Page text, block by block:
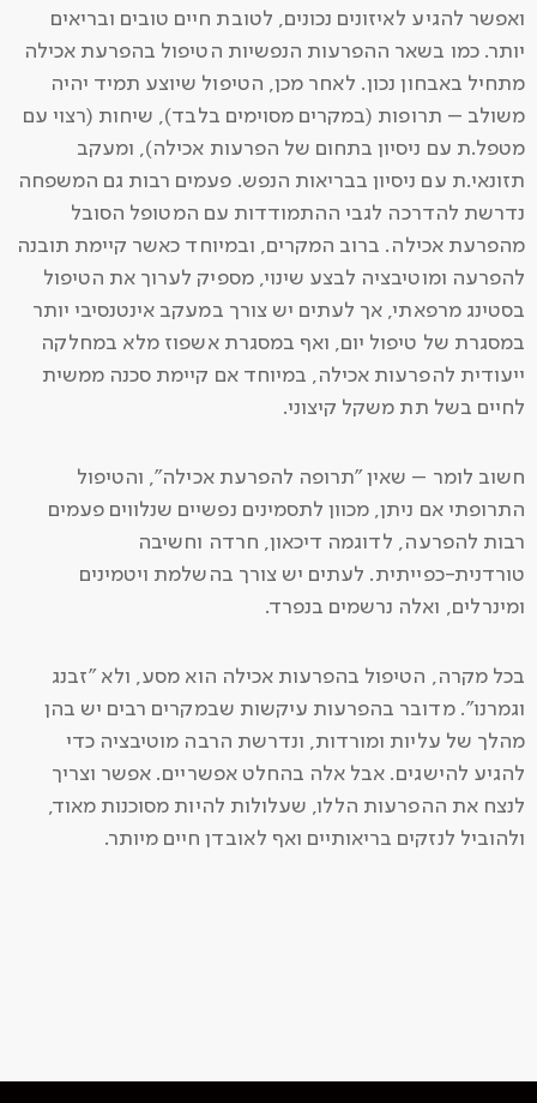
ואפשר להגיע לאיזונים נכונים, לטובת חיים טובים ובריאים
יותר. כמו בשאר ההפרעות הנפשיות הטיפול בהפרעת אכילה
מתחיל באבחון נכון. לאחר מכן, הטיפול שיוצע תמיד יהיה
משולב – תרופות (במקרים מסוימים בלבד), שיחות (רצוי עם
מטפל.ת עם ניסיון בתחום של הפרעות אכילה), ומעקב
תזונאי.ת עם ניסיון בבריאות הנפש. פעמים רבות גם המשפחה
נדרשת להדרכה לגבי ההתמודדות עם המטופל הסובל
מהפרעת אכילה. ברוב המקרים, ובמיוחד כאשר קיימת תובנה
להפרעה ומוטיבציה לבצע שינוי, מספיק לערוך את הטיפול
בסטינג מרפאתי, אך לעתים יש צורך במעקב אינטנסיבי יותר
במסגרת של טיפול יום, ואף במסגרת אשפוז מלא במחלקה
ייעודית להפרעות אכילה, במיוחד אם קיימת סכנה ממשית
לחיים בשל תת משקל קיצוני.
חשוב לומר – שאין "תרופה להפרעת אכילה", והטיפול
התרופתי אם ניתן, מכוון לתסמינים נפשיים שנלווים פעמים
רבות להפרעה, לדוגמה דיכאון, חרדה וחשיבה
טורדנית-כפייתית. לעתים יש צורך בהשלמת ויטמינים
ומינרלים, ואלה נרשמים בנפרד.
בכל מקרה, הטיפול בהפרעות אכילה הוא מסע, ולא "זבנג
וגמרנו". מדובר בהפרעות עיקשות שבמקרים רבים יש בהן
מהלך של עליות ומורדות, ונדרשת הרבה מוטיבציה כדי
להגיע להישגים. אבל אלה בהחלט אפשריים. אפשר וצריך
לנצח את ההפרעות הללו, שעלולות להיות מסוכנות מאוד,
ולהוביל לנזקים בריאותיים ואף לאובדן חיים מיותר.